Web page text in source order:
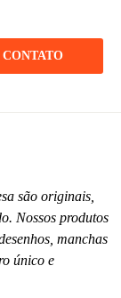
CONTATO
são originais,
Nossos produtos
manchas
único e